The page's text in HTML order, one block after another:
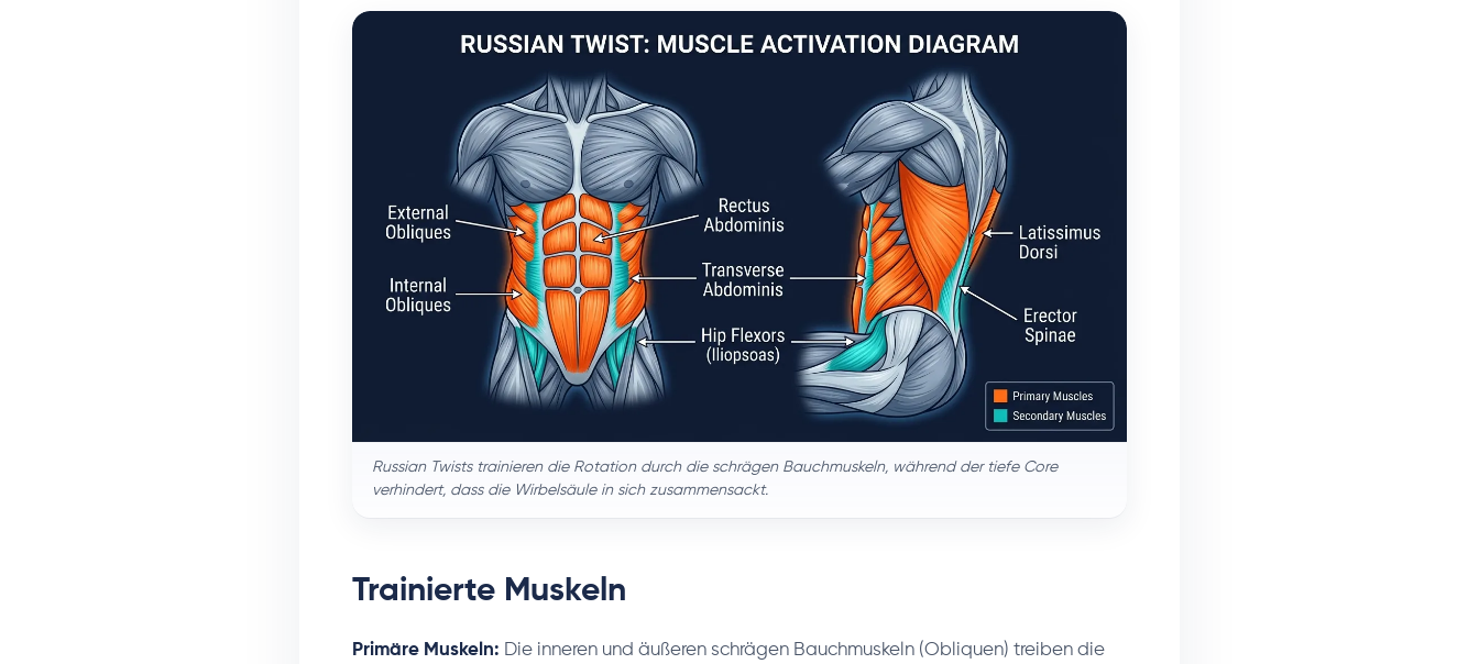
Russian Twists trainieren die Rotation durch die schrägen Bauchmuskeln, während der tiefe Core
verhindert, dass die Wirbelsäule in sich zusammensackt.
Trainierte Muskeln
Primäre Muskeln: Die inneren und äußeren schrägen Bauchmuskeln (Obliquen) treiben die